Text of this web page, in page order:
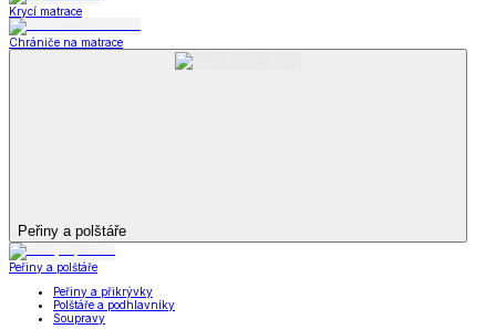
Krycí matrace
Chrániče na matrace
Peřiny a polštáře
Peřiny a polštáře
Peřiny a přikrývky
Polštáře a podhlavníky
Soupravy